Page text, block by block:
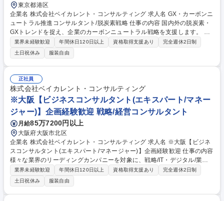
東京都港区
企業名 株式会社ベイカレント・コンサルティング 求人名 GX・カーボンニ
ュートラル推進コンサルタント/脱炭素戦略 仕事の内容 国内外の脱炭素・
GXトレンドを捉え、企業のカーボンニュートラル戦略を支援します。 エ
ネルギー企業だけでなく、製造業や金融など幅広い業界のサステナビリテ
ィ経営や新事業創出を牽引します。 ■企業のカーボンニュートラル（C
N）戦略、GXロードマップ策定 ■サステナビリティ経営の高度化支援（T
CFD、Scope3対応等） ■カーボンクレジットや非化石価値を活用した環
境ビジネス創出 ■再生可能エネルギー、水素・アンモニア導入に伴う事業
性評価 ■官公庁向けの政策立案支援、および実証事業の事務局運営 ■サプ
ライチェーン全体のCO2排出量可視化・削減計画の実行支援 募集職種 G
X・カーボンニュートラル推進コンサルタント/脱炭素戦略
業界未経験歓迎 年間休日120日以上 資格取得支援あり
完全週休2日制
土日祝休み
服装自由
正社員
株式会社ベイカレント・コンサルティング
※大阪【ビジネスコンサルタント(エキスパート/マネー
ジャー)】企画経験歓迎 戦略/経営コンサルタント
月給85万7200円以上
大阪府大阪市北区
企業名 株式会社ベイカレント・コンサルティング 求人名 ※大阪【ビジネ
スコンサルタント(エキスパート/マネージャー)】企画経験歓迎 仕事の内容
様々な業界のリーディングカンパニーを対象に、戦略/IT・デジタル/業務
改革等、様々な領域の全社/事業戦略及び、戦略実現に向けた施策検討/実
行支援を推進して頂きます（未経験でマネージャー職位を目指せます！）
【対象業界(例)】ハイテク/メディア・エンタメ/通信/モビリティ/ヘルスケ
ア/消費財/小売/流通/産業機械/銀行/決済/保険/エネルギー/素材/化学/プラン
業界未経験歓迎 年間休日120日以上 資格取得支援あり
完全週休2日制
土日祝休み
服装自由